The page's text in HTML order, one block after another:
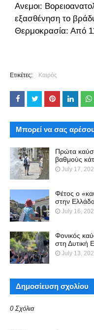
Ανεμοι:
εξασθένηση το
Θερμοκρασία: Από
Ετικέτες: Καιρός
Μπορεί να σας
Πρώτα
βαθμούς
July 17,
Φέτος ο
στην
July 16,
Φονικός
στη Δυτική
July 13,
Δημοσίευση σχολίου
0 Σχόλια